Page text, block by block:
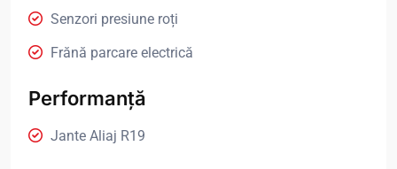
Senzori presiune roți
Frănă parcare electrică
Performanță
Jante Aliaj R19